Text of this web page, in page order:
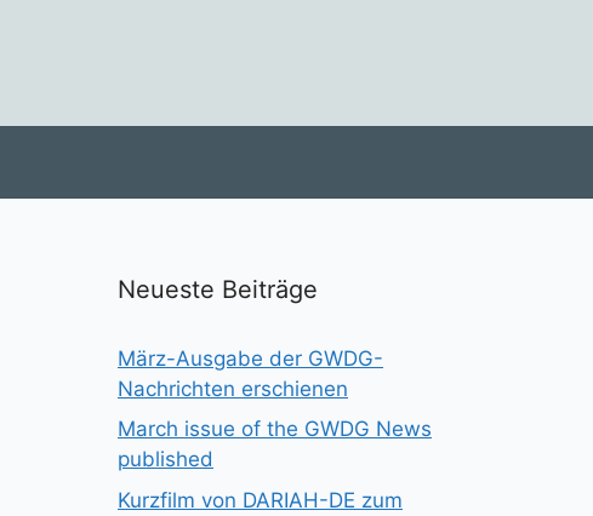
Neueste Beiträge
März-Ausgabe der GWDG-
Nachrichten erschienen
March issue of the GWDG News
published
Kurzfilm von DARIAH-DE zum